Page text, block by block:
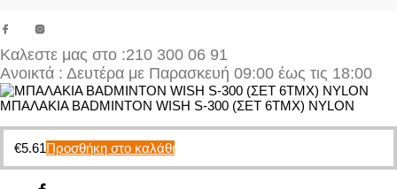
Καλεστε μας στο :210 300 06 91
Ανοικτά : Δευτέρα με Παρασκευή 09:00 έως τις 18:00
ΜΠΑΛΑΚΙΑ BADMINTON WISH S-300 (ΣΕΤ 6ΤΜΧ) NYLON
€5.61Προσθήκη στο καλάθι